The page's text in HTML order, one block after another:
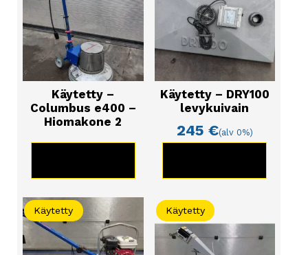
Käytetty –
Columbus e400 –
Hiomakone 2
Käytetty – DRY100
levykuivain
245 €(alv 0%)
Käytetty Käytetty